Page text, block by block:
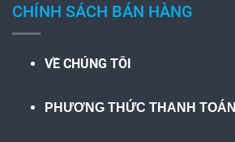
CHÍNH SÁCH BÁN HÀNG
VỀ CHÚNG TÔI
PHƯƠNG THỨC THANH TOÁN